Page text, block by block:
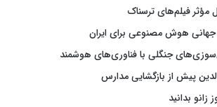
فیلم‌های ترسناک
جنگلی با فناوری‌های هوشمند
زانو بدانید